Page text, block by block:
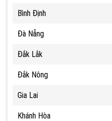
Bình Định
Đà Nẵng
Đắk Lắk
Đắk Nông
Gia Lai
Khánh Hòa